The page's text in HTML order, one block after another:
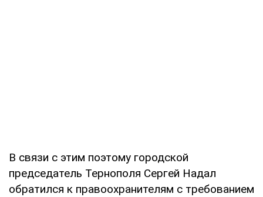
В связи с этим поэтому городской
председатель Тернополя Сергей Надал
обратился к правоохранителям с требованием